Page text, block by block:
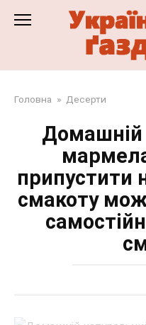
Головна » Десерти
Домашній
припустити
смакоту